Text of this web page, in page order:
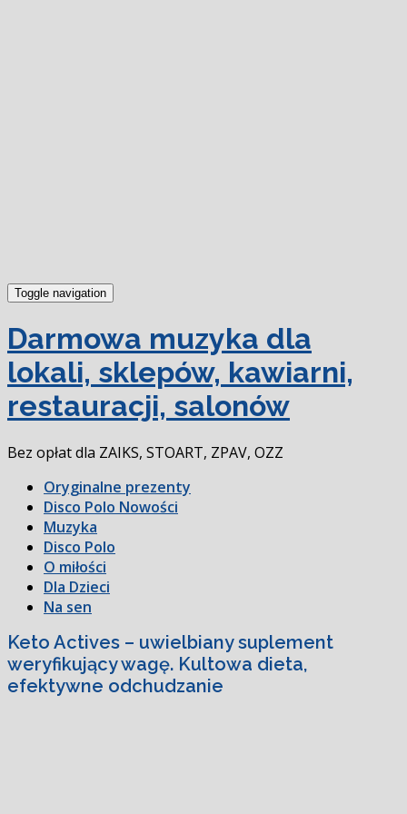
Toggle navigation
Darmowa muzyka dla
lokali, sklepów, kawiarni,
restauracji, salonów
Bez opłat dla ZAIKS, STOART, ZPAV, OZZ
Oryginalne prezenty
Disco Polo Nowości
Muzyka
Disco Polo
O miłości
Dla Dzieci
Na sen
Keto Actives – uwielbiany suplement
weryfikujący wagę. Kultowa dieta,
efektywne odchudzanie